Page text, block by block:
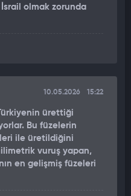
GERİDE BIRAKIYOR"
ile İran'ın programı
transferinden ve
uzmanlar konuya, "İran
yaptırımlarla boğuşurken,
ve genişleyen endüstriyel
büyük bir ihracatçı haline
olmak zorunda
10.05.2026 15:22
ürettiği
Bu füzelerin
ile üretildiğini
vuruş yapan,
en gelişmiş füzeleri